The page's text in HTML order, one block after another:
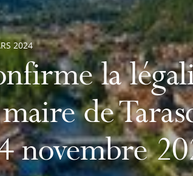
la
de
novembre
2024